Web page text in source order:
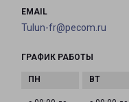
EMAIL
Tulun-fr@pecom.ru
ГРАФИК РАБОТЫ